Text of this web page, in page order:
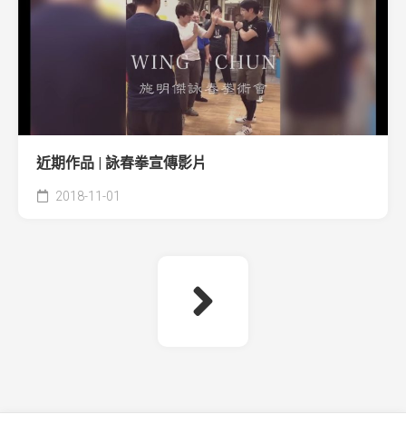
近期作品 | 詠春拳宣傳影片
2018-11-01